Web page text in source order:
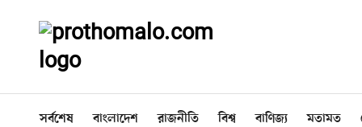
সর্বশেষ বাংলাদেশ রাজনীতি বিশ্ব বাণিজ্য মতামত